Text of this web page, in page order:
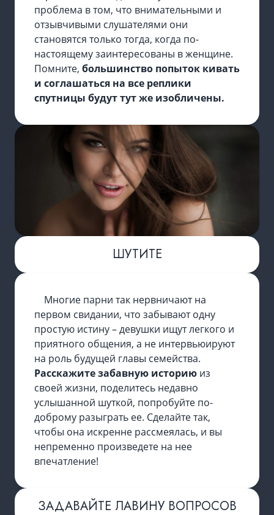
проблема в том, что внимательными и
отзывчивыми слушателями они
становятся только тогда, когда по-
настоящему заинтересованы в женщине.
Помните, большинство попыток кивать
и соглашаться на все реплики
спутницы будут тут же изобличены.
ШУТИТЕ
Многие парни так нервничают на
первом свидании, что забывают одну
простую истину – девушки ищут легкого и
приятного общения, а не интервьюируют
на роль будущей главы семейства.
Расскажите забавную историю из
своей жизни, поделитесь недавно
услышанной шуткой, попробуйте по-
доброму разыграть ее. Сделайте так,
чтобы она искренне рассмеялась, и вы
непременно произведете на нее
впечатление!
ЗАДАВАЙТЕ ЛАВИНУ ВОПРОСОВ